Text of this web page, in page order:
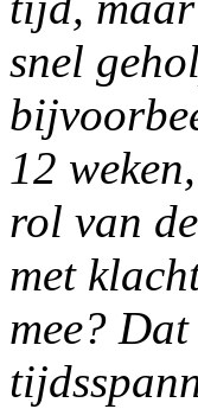
snel
12
rol van
met
mee?